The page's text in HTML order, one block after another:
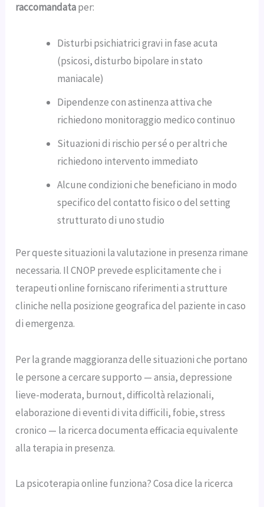
raccomandataper:
Disturbi psichiatrici gravi in fase acuta
(psicosi, disturbo bipolare in stato
maniacale)
Dipendenze con astinenza attiva che
richiedono monitoraggio medico continuo
Situazioni di rischio per sé o per altri che
richiedono intervento immediato
Alcune condizioni che beneficiano in modo
specifico del contatto fisico o del setting
strutturato di uno studio
Per queste situazioni la valutazione in presenza rimane
necessaria. Il CNOP prevede esplicitamente che i
terapeuti online forniscano riferimenti a strutture
cliniche nella posizione geografica del paziente in caso
di emergenza.
Per la grande maggioranza delle situazioni che portano
le persone a cercare supporto — ansia, depressione
lieve-moderata, burnout, difficoltà relazionali,
elaborazione di eventi di vita difficili, fobie, stress
cronico — la ricerca documenta efficacia equivalente
alla terapia in presenza.
La psicoterapia online funziona? Cosa dice la ricerca